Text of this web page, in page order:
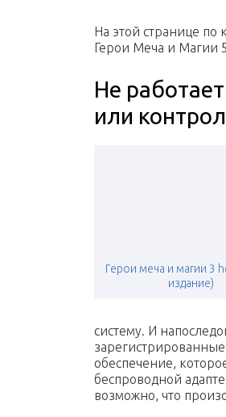
На этой странице по
Герои Меча и Магии
Не
или
Герои меча и магии 3
издание)
систему. И
зарегистрированные
обеспечение,
беспроводной
возможно, что